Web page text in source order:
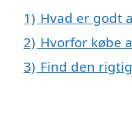
1) Hvad er godt
2) Hvorfor købe
3) Find den